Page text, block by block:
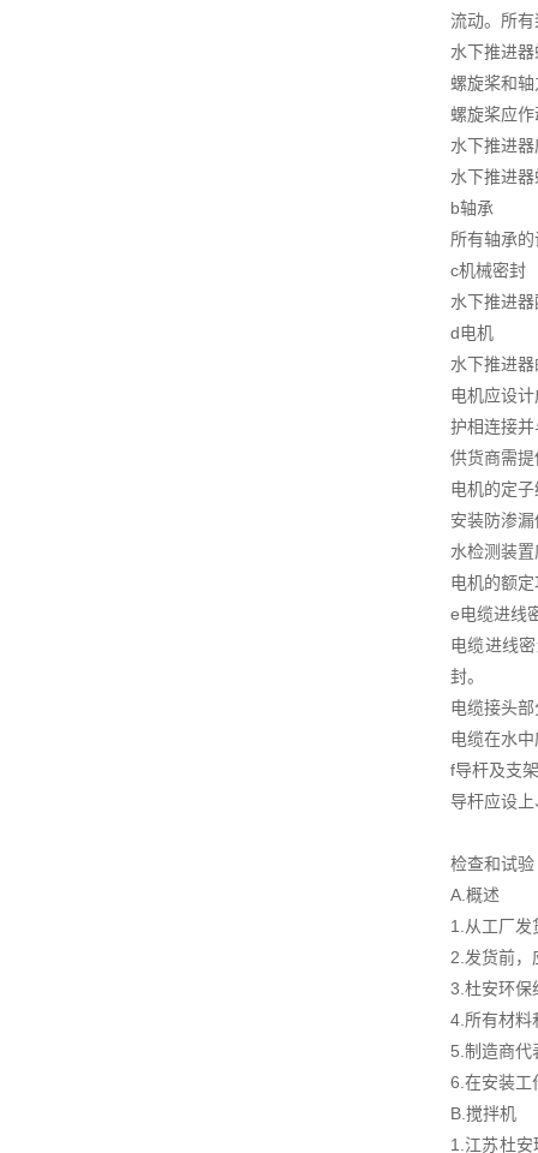
流动。所
水下推进
螺旋桨和
螺旋桨应
水下推进
水下推进
b轴承
所有轴承
c机械密封
水下推进
d电机
水下推进
电机应设
护相连接
供货商需
电机的定
安装防渗
水检测装
电机的额
e电缆进线
电缆进线
封。
电缆接头
电缆在水
f导杆及支架
导杆应设
检查和试验
A.概述
1.从工厂发
2.发货前，
3.杜安环保
4.所有材料
5.制造商代
6.在安装工
B.搅拌机
1.江苏杜